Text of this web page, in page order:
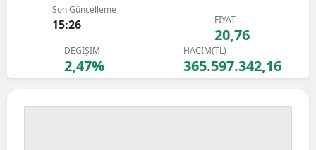
Son Güncelleme
15:26 FİYAT
20,76
DEĞİŞİM
2,47%
HACİM(TL)
365.597.342,16